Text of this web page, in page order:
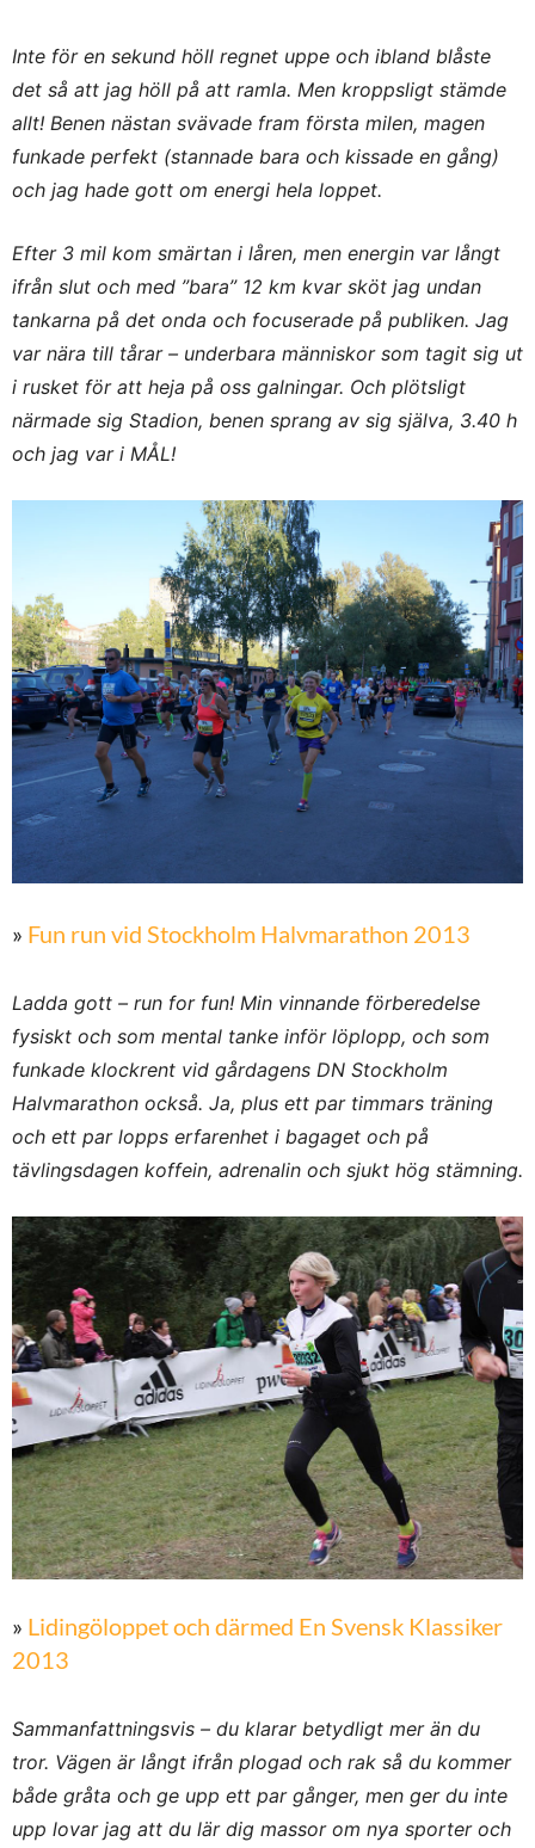
Inte för en sekund höll regnet uppe och ibland blåste
det så att jag höll på att ramla. Men kroppsligt stämde
allt! Benen nästan svävade fram första milen, magen
funkade perfekt (stannade bara och kissade en gång)
och jag hade gott om energi hela loppet.
Efter 3 mil kom smärtan i låren, men energin var långt
ifrån slut och med ”bara” 12 km kvar sköt jag undan
tankarna på det onda och focuserade på publiken. Jag
var nära till tårar – underbara människor som tagit sig ut
i rusket för att heja på oss galningar. Och plötsligt
närmade sig Stadion, benen sprang av sig själva, 3.40 h
och jag var i MÅL!
» Fun run vid Stockholm Halvmarathon 2013
Ladda gott – run for fun! Min vinnande förberedelse
fysiskt och som mental tanke inför löplopp, och som
funkade klockrent vid gårdagens DN Stockholm
Halvmarathon också. Ja, plus ett par timmars träning
och ett par lopps erfarenhet i bagaget och på
tävlingsdagen koffein, adrenalin och sjukt hög stämning.
» Lidingöloppet och därmed En Svensk Klassiker
2013
Sammanfattningsvis – du klarar betydligt mer än du
tror. Vägen är långt ifrån plogad och rak så du kommer
både gråta och ge upp ett par gånger, men ger du inte
upp lovar jag att du lär dig massor om nya sporter och